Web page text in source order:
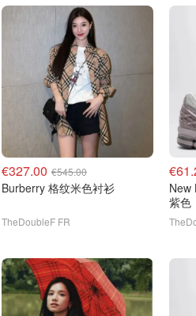
€327.00 €545.00
Burberry 格纹米色衬衫
TheDoubleF FR
New
紫色